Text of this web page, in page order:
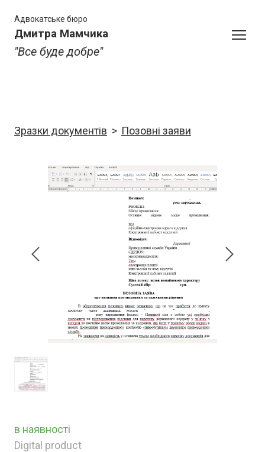
Адвокатське бюро
Дмитра Мамчика
"Все буде добре"
Зразки документів Позовні заяви
в наявності
Digital product